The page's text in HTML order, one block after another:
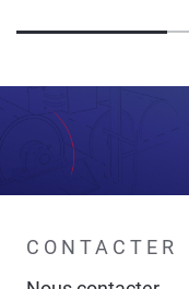
CONTACTER